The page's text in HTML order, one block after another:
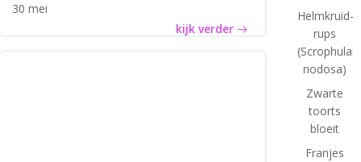
30 mei
kijk verder
Helmkruid-
rups
nodosa)
Zwarte
toorts
bloeit
Franjes